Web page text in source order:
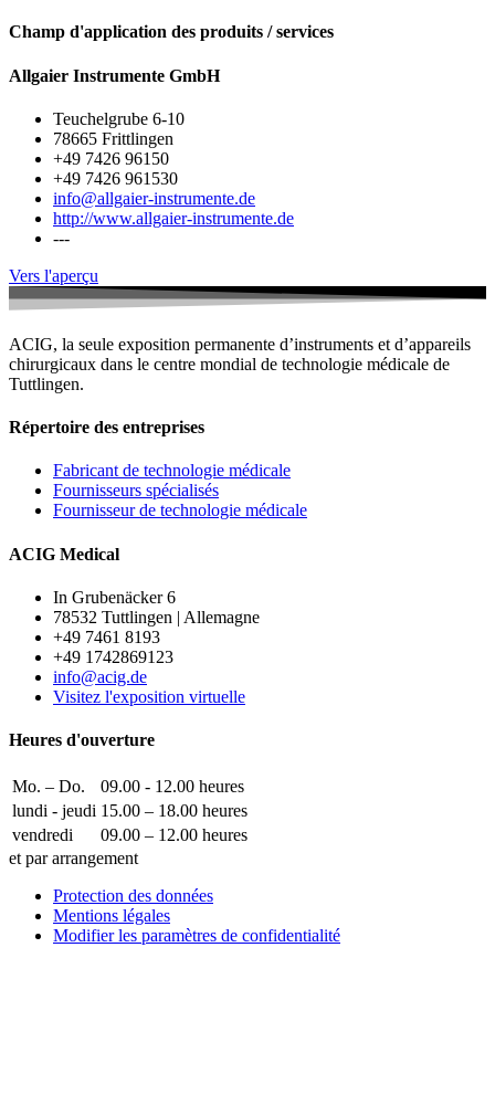
Champ d'application des produits / services
Allgaier Instrumente GmbH
Teuchelgrube 6-10
78665 Frittlingen
+49 7426 96150
+49 7426 961530
info@allgaier-instrumente.de
http://www.allgaier-instrumente.de
---
Vers l'aperçu
ACIG, la seule exposition permanente d’instruments et d’appareils
chirurgicaux dans le centre mondial de technologie médicale de
Tuttlingen.
Répertoire des entreprises
Fabricant de technologie médicale
Fournisseurs spécialisés
Fournisseur de technologie médicale
ACIG Medical
In Grubenäcker 6
78532 Tuttlingen | Allemagne
+49 7461 8193
+49 1742869123
info@acig.de
Visitez l'exposition virtuelle
Heures d'ouverture
Mo. – Do.
09.00 - 12.00 heures
lundi - jeudi 15.00 – 18.00 heures
vendredi
09.00 – 12.00 heures
et par arrangement
Protection des données
Mentions légales
Modifier les paramètres de confidentialité